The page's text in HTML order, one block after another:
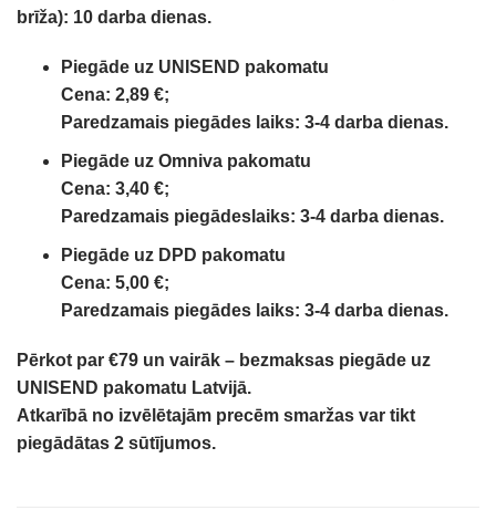
brīža): 10 darba dienas.
Piegāde uz UNISEND pakomatu
Cena: 2,89 €;
Paredzamais piegādes laiks: 3-4 darba dienas.
Piegāde uz Omniva pakomatu
Cena: 3,40 €;
Paredzamais piegādeslaiks: 3-4 darba dienas.
Piegāde uz DPD pakomatu
Cena: 5,00 €;
Paredzamais piegādes laiks: 3-4 darba dienas.
Pērkot par €79 un vairāk – bezmaksas piegāde uz
UNISEND pakomatu Latvijā.
Atkarībā no izvēlētajām precēm smaržas var tikt
piegādātas 2 sūtījumos.